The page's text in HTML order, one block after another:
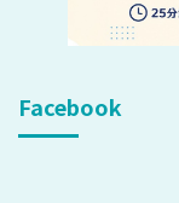
Facebook